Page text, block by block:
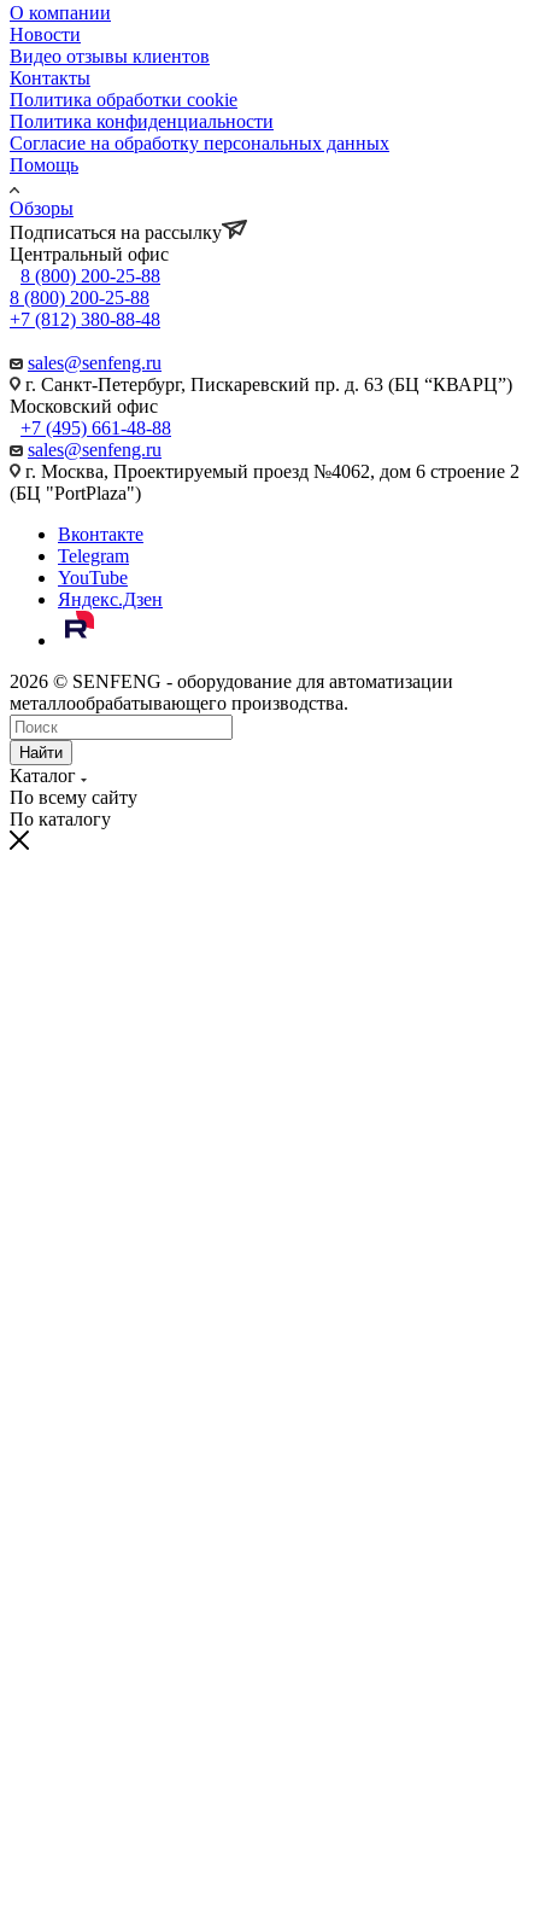
О компании
Новости
Видео отзывы клиентов
Контакты
Политика обработки cookie
Политика конфиденциальности
Согласие на обработку персональных данных
Помощь
Обзоры
Подписаться на рассылку
Центральный офис
8 (800) 200-25-88
8 (800) 200-25-88
+7 (812) 380-88-48
sales@senfeng.ru
г. Санкт-Петербург, Пискаревский пр. д. 63 (БЦ “КВАРЦ”)
Московский офис
+7 (495) 661-48-88
sales@senfeng.ru
г. Москва, Проектируемый проезд №4062, дом 6 строение 2
(БЦ "PortPlaza")
Вконтакте
Telegram
YouTube
Яндекс.Дзен
2026 © SENFENG - оборудование для автоматизации
металлообрабатывающего производства.
Найти
Каталог
По всему сайту
По каталогу